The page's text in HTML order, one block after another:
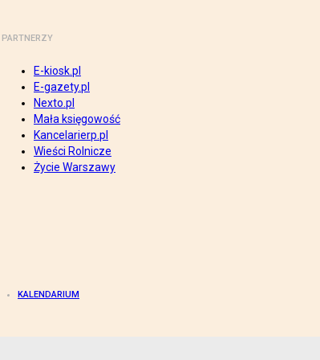
PARTNERZY
E-kiosk.pl
E-gazety.pl
Nexto.pl
Mała księgowość
Kancelarierp.pl
Wieści Rolnicze
Życie Warszawy
KALENDARIUM